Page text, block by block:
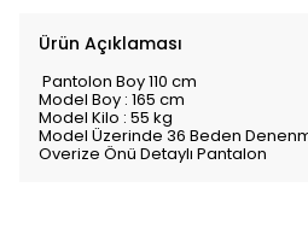
Ürün Açıklaması
Pantolon Boy 110 cm
Model Boy : 165 cm
Model Kilo : 55 kg
Model Üzerinde 36 Beden
Overize Önü Detaylı Pantalon